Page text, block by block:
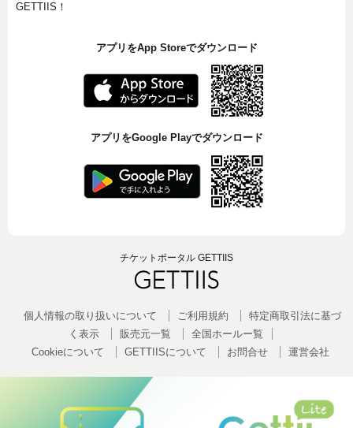
GETTIIS！
アプリをApp Storeでダウンロード
アプリをGoogle Playでダウンロード
チケットポータル GETTIIS
個人情報の取り扱いについて ご利用規約
特定商取引法に基づ
く表示
販売元一覧
全国ホールー覧
Cookieについて
GETTIISについて お問合せ 運営会社